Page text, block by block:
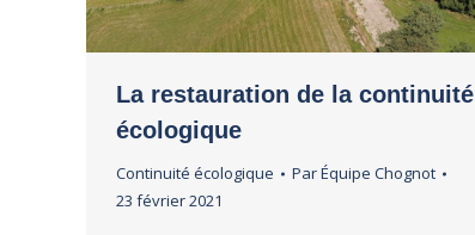
La restauration de la continuité
écologique
Continuité écologique ParÉquipe Chognot
23 février 2021